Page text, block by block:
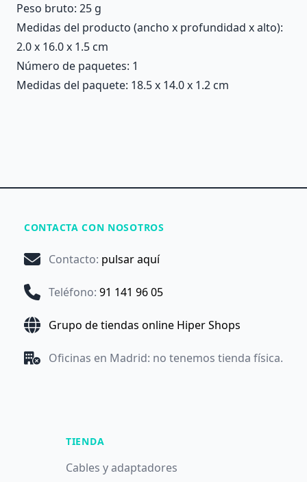
Peso bruto: 25 g
Medidas del producto (ancho x profundidad x alto):
2.0 x 16.0 x 1.5 cm
Número de paquetes: 1
Medidas del paquete: 18.5 x 14.0 x 1.2 cm
CONTACTA CON NOSOTROS
Contacto: pulsar aquí
Teléfono: 91 141 96 05
Grupo de tiendas online Hiper Shops
Oficinas en Madrid: no tenemos tienda física.
TIENDA
Cables y adaptadores